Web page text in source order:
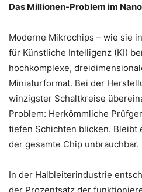
Das Millionen-Problem im
Moderne Mikrochips – wie sie
für Künstliche Intelligenz (KI)
hochkomplexe,
Miniaturformat. Bei der
winzigster Schaltkreise
Problem: Herkömmliche
tiefen Schichten blicken. Bleibt
der gesamte Chip unbrauchbar.
In der Halbleiterindustrie
der Prozentsatz der